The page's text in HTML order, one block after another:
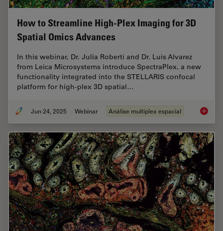
How to Streamline High-Plex Imaging for 3D
Spatial Omics Advances
In this webinar, Dr. Julia Roberti and Dr. Luis Alvarez
from Leica Microsystems introduce SpectraPlex, a new
functionality integrated into the STELLARIS confocal
platform for high-plex 3D spatial…
Jun 24, 2025 Webinar Análise multiplex espacial How to